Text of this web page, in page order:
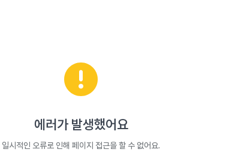
에러가 발생했어요
일시적인 오류로 인해 페이지 접근을 할 수 없어요.